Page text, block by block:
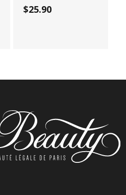
$25.90